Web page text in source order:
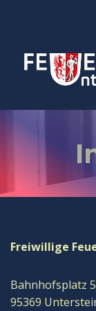
Inhalt
springen
Freiwillige
Bahnhofsplatz 5
95369